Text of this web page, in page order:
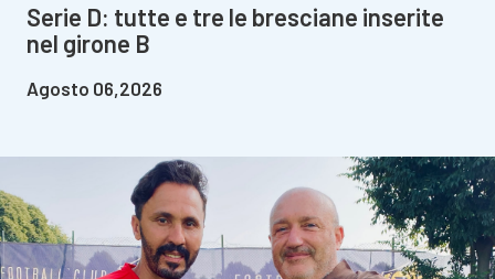
Serie D: tutte e tre le bresciane inserite
nel girone B
Agosto 06,2026